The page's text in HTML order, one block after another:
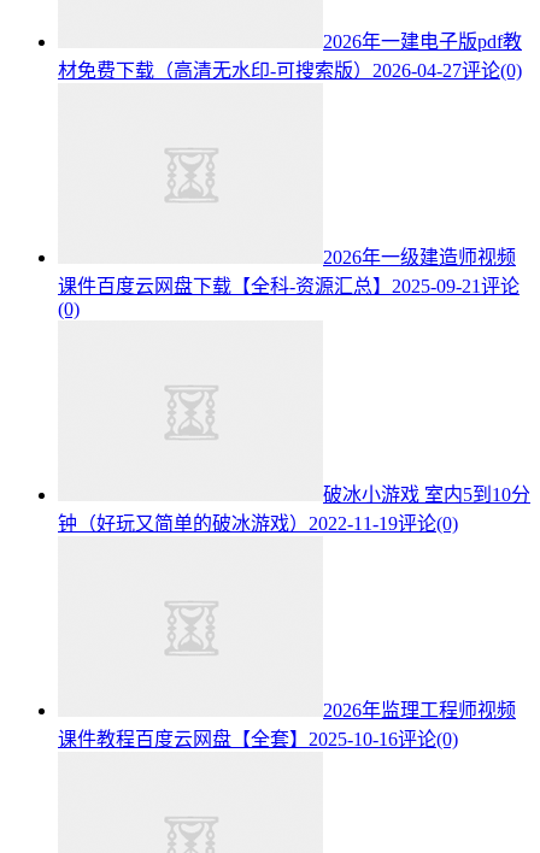
2026年一建电子版pdf教
材免费下载（高清无水印-可搜索版） 2026-04-27评论(0)
2026年一级建造师视频
课件百度云网盘下载【全科-资源汇总】 2025-09-21评论
(0)
破冰小游戏 室内5到10分
钟（好玩又简单的破冰游戏） 2022-11-19评论(0)
2026年监理工程师视频
课件教程百度云网盘【全套】 2025-10-16评论(0)